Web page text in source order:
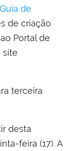
Guia de
de criação
Portal de
site
terceira
desta
feira (17). A